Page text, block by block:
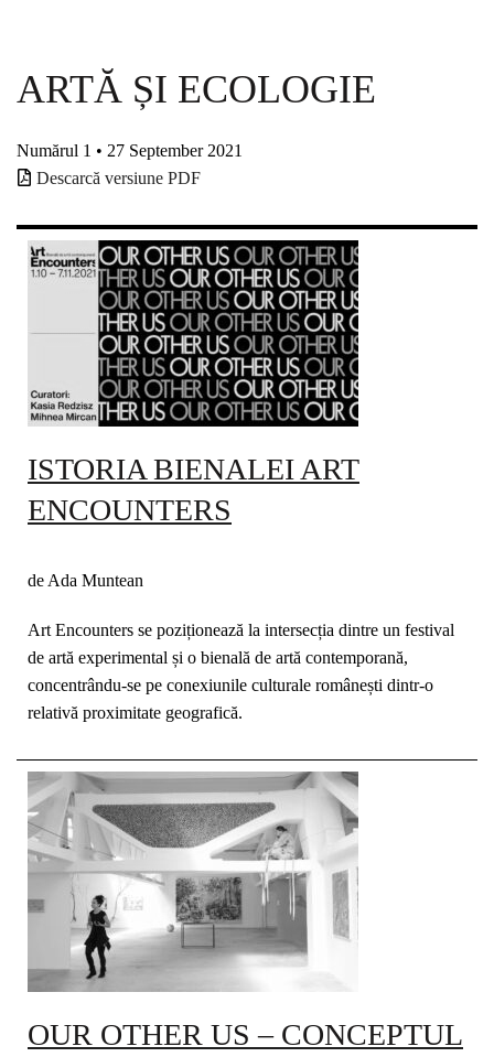
ARTĂ ȘI ECOLOGIE
Numărul 1 • 27 September 2021
Descarcă versiune PDF
ISTORIA BIENALEI ART
ENCOUNTERS
de Ada Muntean
Art Encounters se poziționează la intersecția dintre un festival
de artă experimental și o bienală de artă contemporană,
concentrându-se pe conexiunile culturale românești dintr-o
relativă proximitate geografică.
OUR OTHER US – CONCEPTUL